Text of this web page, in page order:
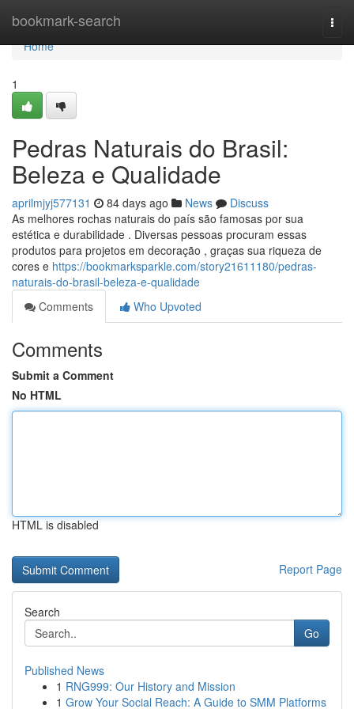
bookmark-search
Home
Home
1
Pedras Naturais do Brasil:
Beleza e Qualidade
aprilmjyj577131 84 days ago News
Discuss
As melhores rochas naturais do país são famosas por sua
estética e durabilidade . Diversas pessoas procuram essas
produtos para projetos em decoração , graças sua riqueza de
cores e https://bookmarksparkle.com/story21611180/pedras-
naturais-do-brasil-beleza-e-qualidade
Comments
Who Upvoted
Comments
Submit a Comment
No HTML
HTML is disabled
Report Page
Search
Go
Published News
1 RNG999: Our History and Mission
1 Grow Your Social Reach: A Guide to SMM Platforms